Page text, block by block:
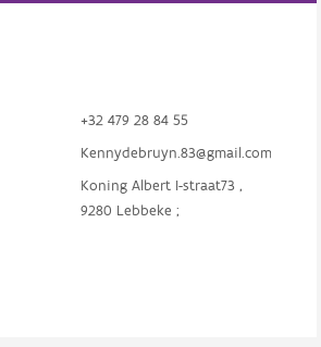
+32 479 28 84 55
Kennydebruyn.83@gmail.com
Koning Albert I-straat73 ,
9280 Lebbeke ;